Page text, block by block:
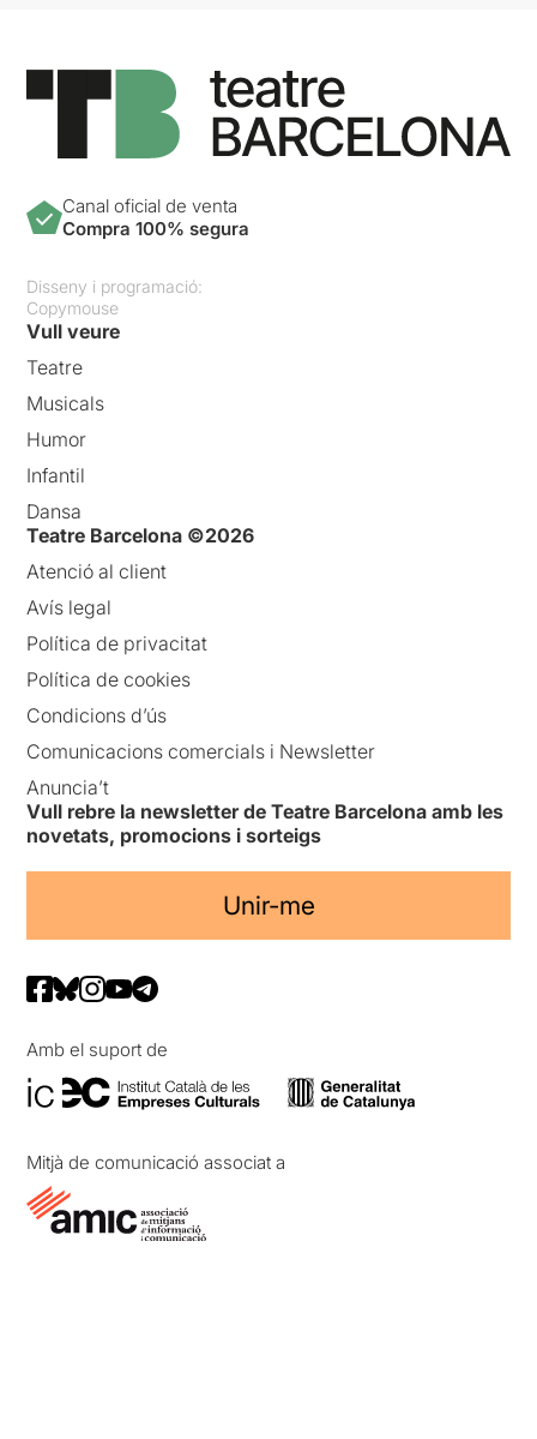
Canal oficial de venta
Compra 100% segura
Disseny i programació:
Copymouse
Vull veure
Teatre
Musicals
Humor
Infantil
Dansa
Teatre Barcelona ©2026
Atenció al client
Avís legal
Política de privacitat
Política de cookies
Condicions d’ús
Comunicacions comercials i Newsletter
Anuncia’t
Vull rebre la newsletter de Teatre Barcelona amb les
novetats, promocions i sorteigs
Unir-me
Amb el suport de
Mitjà de comunicació associat a